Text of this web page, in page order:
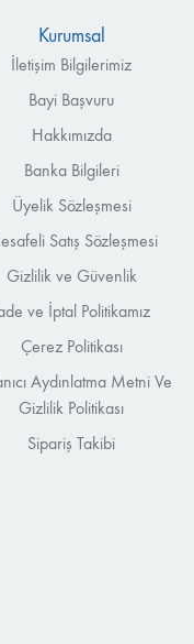
Kurumsal
İletişim Bilgilerimiz
Bayi Başvuru
Hakkımızda
Banka Bilgileri
Üyelik Sözleşmesi
Satış Sözleşmesi
Gizlilik ve Güvenlik
ve İptal Politikamız
Çerez Politikası
Aydınlatma Metni Ve
Gizlilik Politikası
Sipariş Takibi